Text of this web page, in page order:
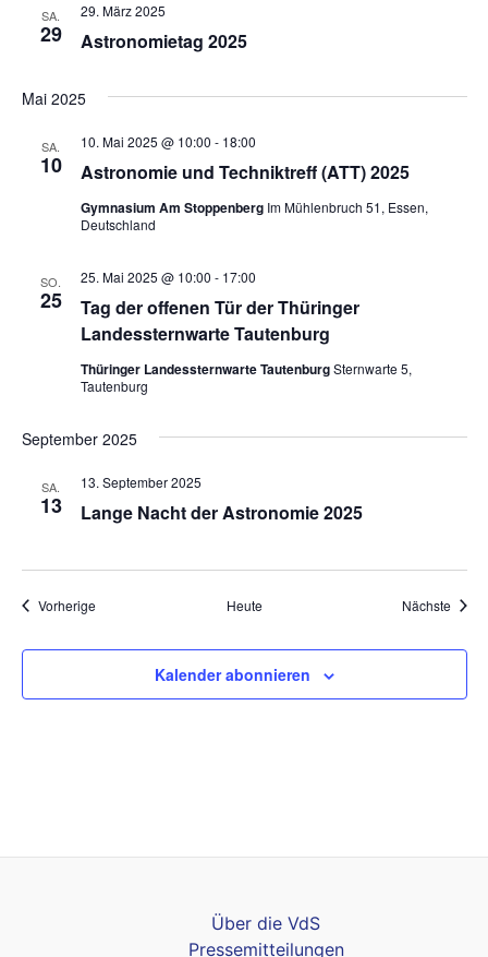
SA.
29 Astronomietag 2025
29. März 2025
Mai 2025
SA.
10 Astronomie und Techniktreff (ATT) 2025
10. Mai 2025 @ 10:00 - 18:00
Gymnasium Am Stoppenberg Im Mühlenbruch 51, Essen,
Deutschland
SO.
25
Tag der offenen Tür der Thüringer
Landessternwarte Tautenburg
25. Mai 2025 @ 10:00 - 17:00
Thüringer Landessternwarte TautenburgSternwarte 5,
Tautenburg
September 2025
SA.
13 Lange Nacht der Astronomie 2025
13. September 2025
VorherigeVeranstaltungen Heute Nächste
Kalender abonnieren
Über die VdS
Pressemitteilungen